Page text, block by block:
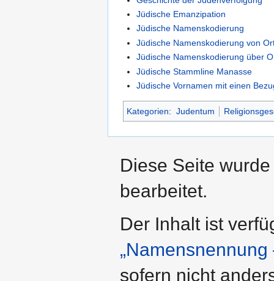
Jüdische Emanzipation
Jüdische Namenskodierung
Jüdische Namenskodierung von
Jüdische Namenskodierung über
Jüdische Stammline Manasse
Jüdische Vornamen mit einen
Kategorien: Judentum
Diese Seite
bearbeitet.
Der Inhalt ist
sofern nicht